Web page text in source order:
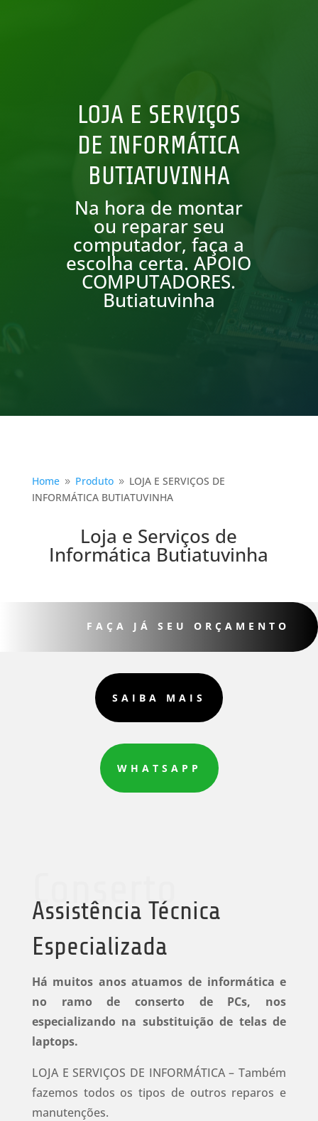
LOJA E SERVIÇOS
DE INFORMÁTICA
BUTIATUVINHA
Na hora de montar
ou reparar seu
computador, faça a
escolha certa. APOIO
COMPUTADORES.
Butiatuvinha
Home 9 Produto 9 LOJA E SERVIÇOS DE
INFORMÁTICA BUTIATUVINHA
Loja e Serviços de
Informática Butiatuvinha
FAÇA JÁ SEU ORÇAMENTO
SAIBA MAIS
WHATSAPP
Conserto
Assistência Técnica
Especializada
Há muitos anos atuamos de informática e
no ramo de conserto de PCs, nos
especializando na substituição de telas de
laptops.
LOJA E SERVIÇOS DE INFORMÁTICA – Também
fazemos todos os tipos de outros reparos e
manutenções.